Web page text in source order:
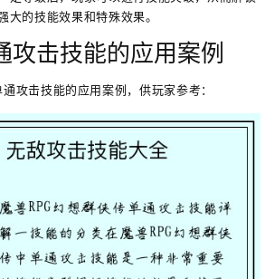
大的技能效果和特殊效果。
攻击技能的应用案例
攻击技能的应用案例，供玩家参考：